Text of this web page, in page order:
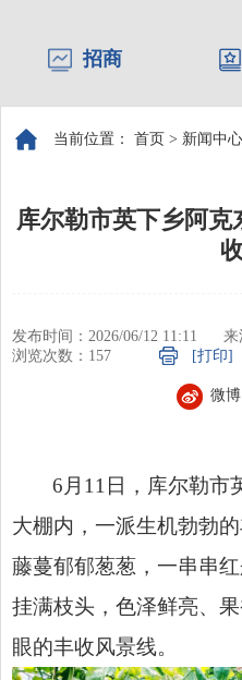
招商
当前位置： 首页 > 新闻中心
库尔勒市英下乡阿
发布时间：2026/06/12 11:11
来
浏览次数： 157 [打印]
微博
6月11日，库尔勒市
大棚内，一派生机勃勃
藤蔓郁郁葱葱，一串串
挂满枝头，色泽鲜亮、
眼的丰收风景线。